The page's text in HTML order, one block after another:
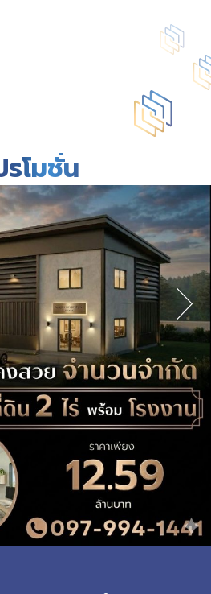
รโมชั่น